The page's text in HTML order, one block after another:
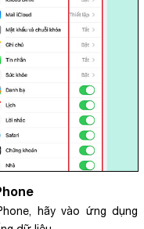
hãy vào ứng dụng